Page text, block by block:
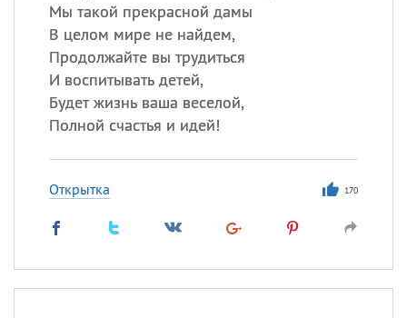
Мы такой прекрасной дамы
В целом мире не найдем,
Продолжайте вы трудиться
И воспитывать детей,
Будет жизнь ваша веселой,
Полной счастья и идей!
Открытка 170